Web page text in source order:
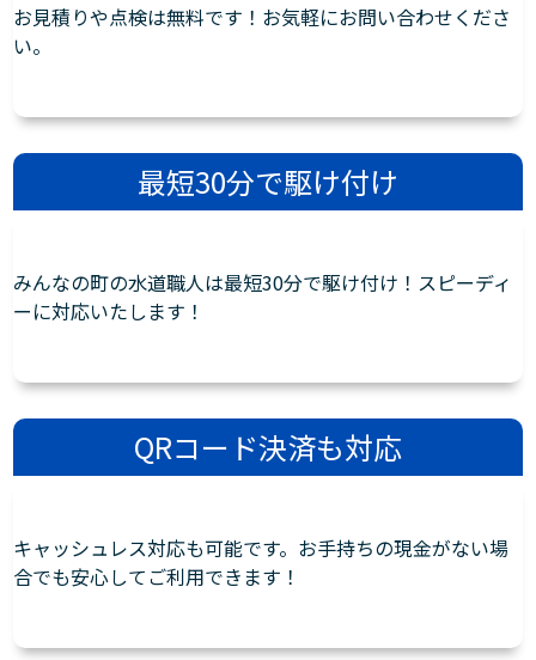
お見積りや点検は無料です！お気軽にお問い合わせくださ
い。
最短30分で駆け付け
みんなの町の水道職人は最短30分で駆け付け！スピーディ
ーに対応いたします！
QRコード決済も対応
キャッシュレス対応も可能です。お手持ちの現金がない場
合でも安心してご利用できます！